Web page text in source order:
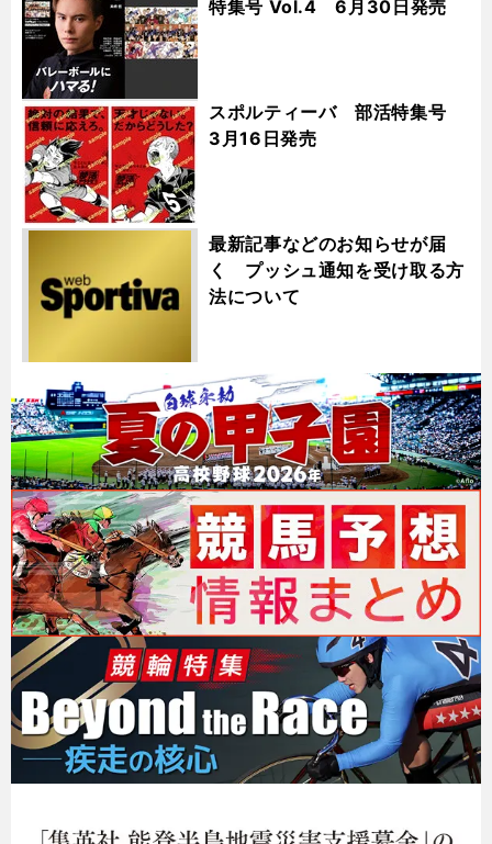
特集号 Vol.4 6月30日発売
スポルティーバ 部活特集号
3月16日発売
最新記事などのお知らせが届
く プッシュ通知を受け取る方
法について